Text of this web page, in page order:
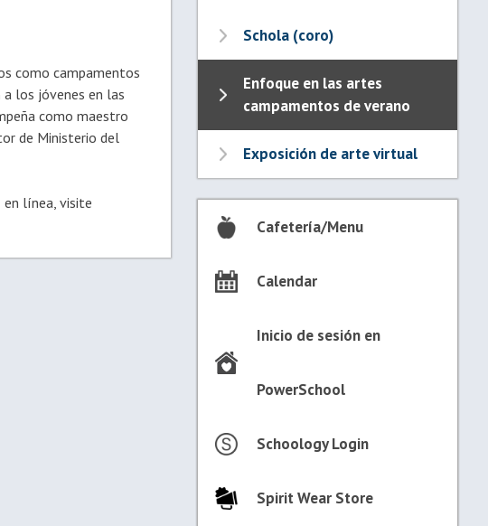
como campamentos
a los jóvenes en las
como maestro
de Ministerio del
en línea, visite
Schola (coro)
Enfoque en las artes
campamentos de verano
Exposición de arte virtual
Cafetería/Menu
Calendar
Inicio de sesión en
PowerSchool
Schoology Login
Spirit Wear Store